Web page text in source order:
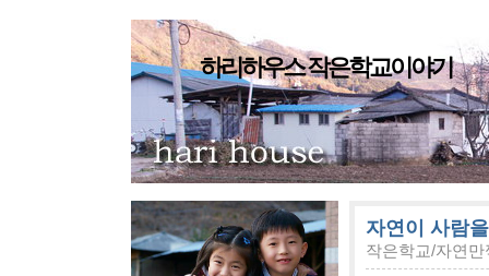
하리하우스 작은학교이야기
자연이 사람
작은학교/자연만